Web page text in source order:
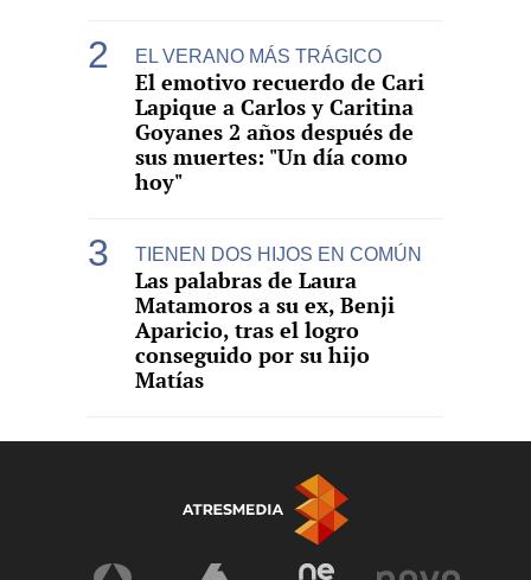
EL VERANO MÁS TRÁGICO
El emotivo recuerdo de Cari
Lapique a Carlos y Caritina
Goyanes 2 años después de
sus muertes: "Un día como
hoy"
TIENEN DOS HIJOS EN COMÚN
Las palabras de Laura
Matamoros a su ex, Benji
Aparicio, tras el logro
conseguido por su hijo
Matías